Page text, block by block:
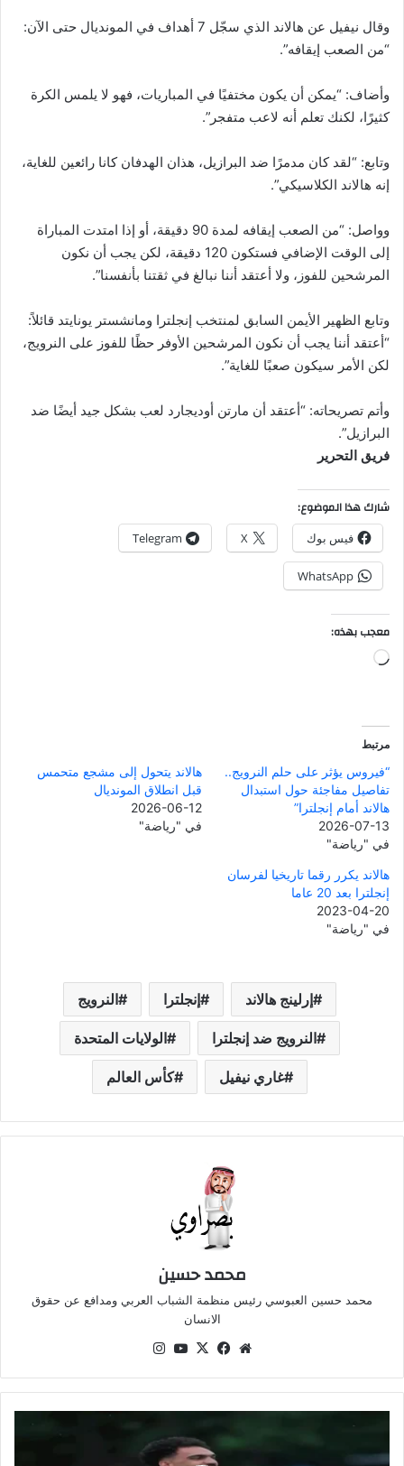
وقال نيفيل عن هالاند الذي سجّل 7 أهداف في المونديال حتى الآن:
“من الصعب إيقافه”.
وأضاف: “يمكن أن يكون مختفيًا في المباريات، فهو لا يلمس الكرة
كثيرًا، لكنك تعلم أنه لاعب متفجر”.
وتابع: “لقد كان مدمرًا ضد البرازيل، هذان الهدفان كانا رائعين للغاية،
إنه هالاند الكلاسيكي”.
وواصل: “من الصعب إيقافه لمدة 90 دقيقة، أو إذا امتدت المباراة
إلى الوقت الإضافي فستكون 120 دقيقة، لكن يجب أن نكون
المرشحين للفوز، ولا أعتقد أننا نبالغ في ثقتنا بأنفسنا”.
وتابع الظهير الأيمن السابق لمنتخب إنجلترا ومانشستر يونايتد قائلاً:
“أعتقد أننا يجب أن نكون المرشحين الأوفر حظًا للفوز على النرويج،
لكن الأمر سيكون صعبًا للغاية”.
وأتم تصريحاته: “أعتقد أن مارتن أوديجارد لعب بشكل جيد أيضًا ضد
البرازيل”.
فريق التحرير
شارك هذا الموضوع:
فيس بوك X
Telegram
WhatsApp
معجب بهذه:
جاري
مرتبط
“فيروس يؤثر على حلم النرويج..
تفاصيل مفاجئة حول استبدال
هالاند أمام إنجلترا”
2026-07-13
في "رياضة"
هالاند يتحول إلى مشجع متحمس
قبل انطلاق المونديال
2026-06-12
في "رياضة"
هالاند يكرر رقما تاريخيا لفرسان
إنجلترا بعد 20 عاما
2023-04-20
في "رياضة"
إرلينج هالاند إنجلترا النرويج
النرويج ضد إنجلترا الولايات المتحدة
غاري نيفيل كأس العالم
محمد حسين
محمد حسين العبوسي رئيس منظمة الشباب العربي ومدافع عن حقوق
الانسان
موقعفيسبوك
‫X
‫YouTube
يتناول